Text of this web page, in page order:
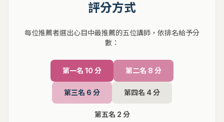
評分方式
每位推薦者選出心目中最推薦的五位講師，依排名給予分
數：
第一名 10 分 第二名 8 分
第三名 6 分 第四名 4 分
第五名 2 分